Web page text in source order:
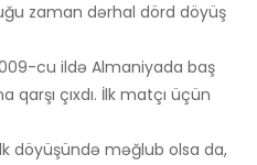
zaman dərhal dörd döyüş
cu ildə Almaniyada baş
qarşı çıxdı. İlk matçı üçün
döyüşündə məğlub olsa da,